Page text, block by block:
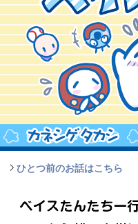
ひとつ前のお話はこちら